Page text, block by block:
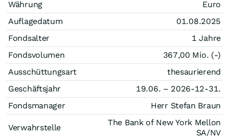
Währung
Euro
Auflagedatum
01.08.2025
Fondsalter
1 Jahre
Fondsvolumen
367,00 Mio. (-)
Ausschüttungsart
thesaurierend
Geschäftsjahr
19.06. – 2026-12-31.
Fondsmanager
Herr Stefan Braun
Verwahrstelle
The Bank of New York Mellon
SA/NV